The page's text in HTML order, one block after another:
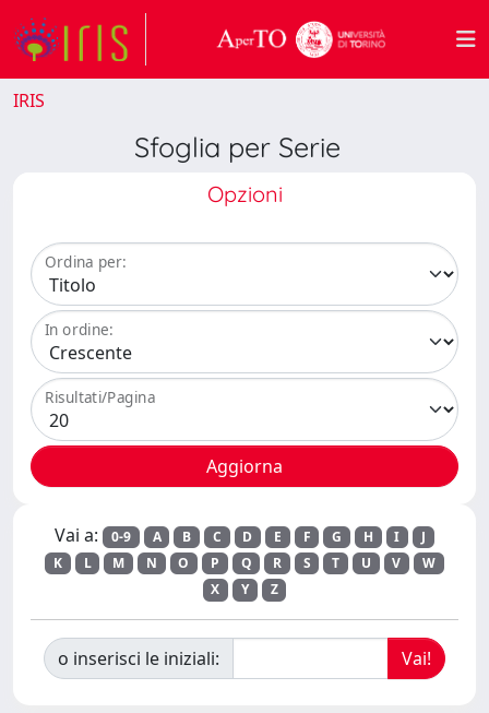
IRIS
Sfoglia per Serie
Opzioni
Ordina per:
In ordine:
Risultati/Pagina
Vai a: 0-9 A B C D E F G H I
J
K
L M N O P Q R S T U V
W
X
Y Z
o inserisci le iniziali: